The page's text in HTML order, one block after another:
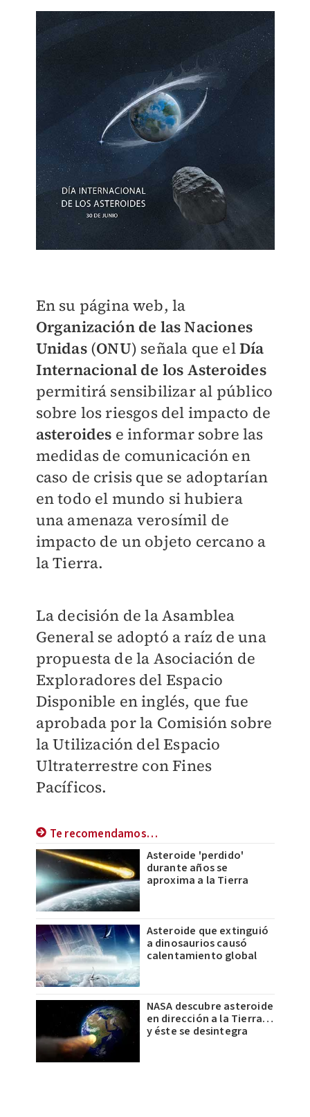
En su página web, la
Organización de las Naciones
Unidas(ONU) señala que elDía
Internacional de los Asteroides
permitirá sensibilizar al público
sobre los riesgos del impacto de
asteroides e informar sobre las
medidas de comunicación en
caso de crisis que se adoptarían
en todo el mundo si hubiera
una amenaza verosímil de
impacto de un objeto cercano a
la Tierra.
La decisión de la Asamblea
General se adoptó a raíz de una
propuesta de la Asociación de
Exploradores del Espacio
Disponible en inglés, que fue
aprobada por la Comisión sobre
la Utilización del Espacio
Ultraterrestre con Fines
Pacíficos.
Te recomendamos…
Asteroide 'perdido'
durante años se
aproxima a la Tierra
Asteroide que extinguió
a dinosaurios causó
calentamiento global
NASA descubre asteroide
en dirección a la Tierra…
y éste se desintegra